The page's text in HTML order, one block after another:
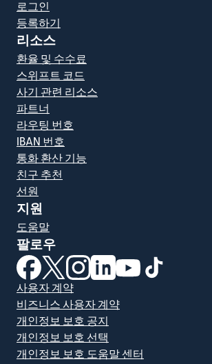
로그인
등록하기
리소스
환율 및 수수료
스위프트 코드
사기 관련 리소스
파트너
라우팅 번호
IBAN 번호
통화 환산 기능
친구 추천
선원
지원
도움말
팔로우
(새 창에서 열림)
(새 창에서 열림)
(새 창에서 열림)
(새 창에서 열림)
(새 창에서 열림)
사용자 계약
비즈니스 사용자 계약
개인정보 보호 공지
개인정보 보호 선택
개인정보 보호 도움말 센터